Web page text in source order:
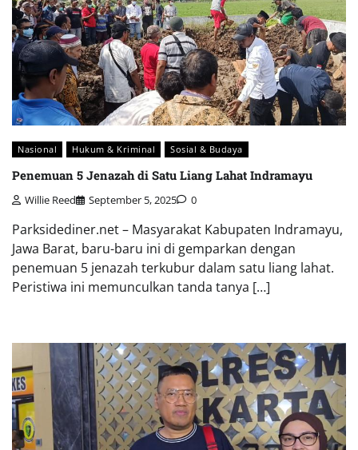
Nasional Hukum & Kriminal Sosial & Budaya
Penemuan 5 Jenazah di Satu Liang Lahat Indramayu
Willie Reed September 5, 2025 0
Parksidediner.net – Masyarakat Kabupaten Indramayu,
Jawa Barat, baru-baru ini di gemparkan dengan
penemuan 5 jenazah terkubur dalam satu liang lahat.
Peristiwa ini memunculkan tanda tanya […]